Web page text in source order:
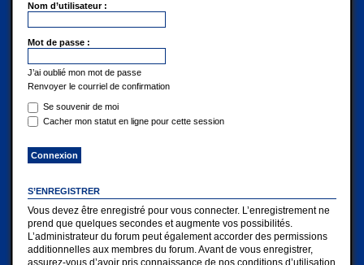
Nom d’utilisateur :
Mot de passe :
J’ai oublié mon mot de passe
Renvoyer le courriel de confirmation
Se souvenir de moi
Cacher mon statut en ligne pour cette session
S’ENREGISTRER
Vous devez être enregistré pour vous connecter. L’enregistrement ne
prend que quelques secondes et augmente vos possibilités.
L’administrateur du forum peut également accorder des permissions
additionnelles aux membres du forum. Avant de vous enregistrer,
assurez-vous d’avoir pris connaissance de nos conditions d’utilisation